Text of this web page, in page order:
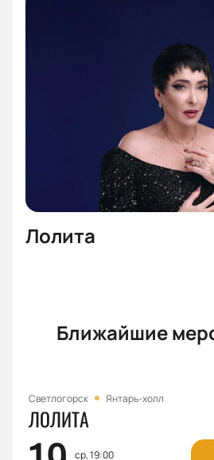
Лолита
Ближайшие
Светлогорск Янтарь-холл
ЛОЛИТА
ср, 19:00